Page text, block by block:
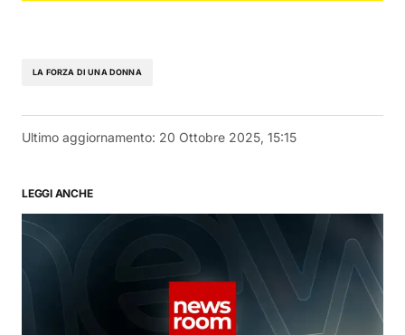
LA FORZA DI UNA DONNA
Ultimo aggiornamento: 20 Ottobre 2025, 15:15
LEGGI ANCHE